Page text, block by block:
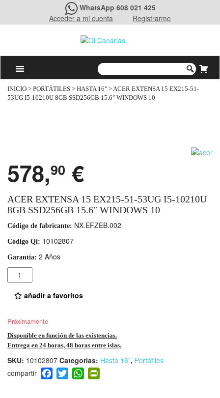
WhatsApp 608 021 425
Acceder a mi cuenta
Registrarme
INICIO > PORTÁTILES > HASTA 16" > ACER EXTENSA 15 EX215-51-
53UG I5-10210U 8GB SSD256GB 15.6″ WINDOWS 10
578,90 €
ACER EXTENSA 15 EX215-51-53UG I5-10210U
8GB SSD256GB 15.6″ WINDOWS 10
Código de fabricante: NX.EFZEB.002
Código Qi: 10102807
Garantía: 2 Años
Cantidad
añadir a favoritos
Próximamente
Disponible en función de las existencias.
Entrega en 24 horas, 48 horas entre islas.
SKU: 10102807 Categorías: Hasta 16", Portátiles
F
a
T
wi
W
h